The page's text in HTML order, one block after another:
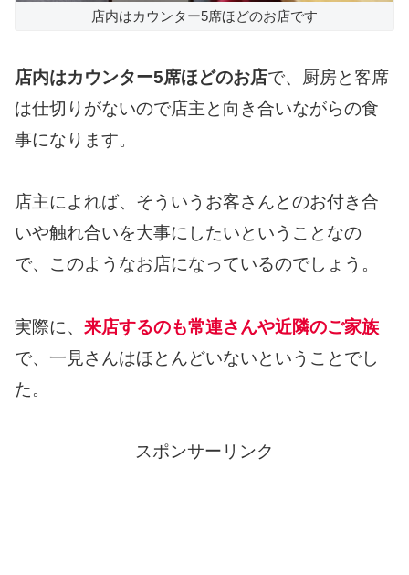
店内はカウンター5席ほどのお店です
店内はカウンター5席ほどのお店で、厨房と客席
は仕切りがないので店主と向き合いながらの食
事になります。
店主によれば、そういうお客さんとのお付き合
いや触れ合いを大事にしたいということなの
で、このようなお店になっているのでしょう。
実際に、 来店するのも常連さんや近隣のご家族
で、一見さんはほとんどいないということでし
た。
スポンサーリンク